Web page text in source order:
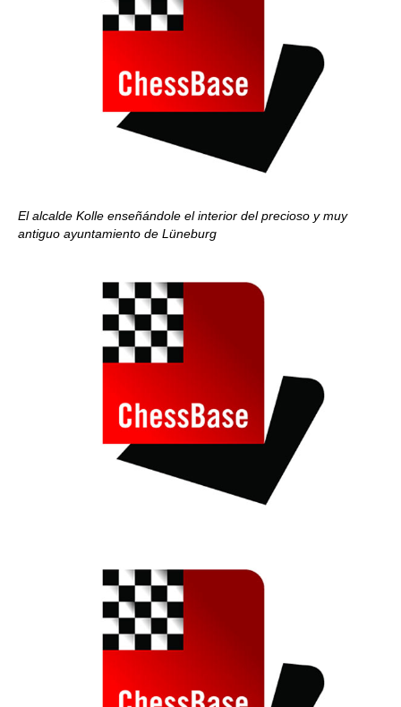
El alcalde Kolle enseñándole el interior del precioso y muy
antiguo ayuntamiento de Lüneburg